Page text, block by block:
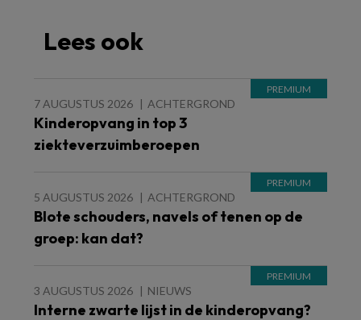
Lees ook
7 AUGUSTUS 2026 ACHTERGROND
Kinderopvang in top 3
ziekteverzuimberoepen
5 AUGUSTUS 2026 ACHTERGROND
Blote schouders, navels of tenen op de
groep: kan dat?
3 AUGUSTUS 2026 NIEUWS
Interne zwarte lijst in de kinderopvang?